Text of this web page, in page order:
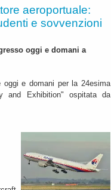
aeroportuale:
e sovvenzioni
oggi e domani a
oggi e domani per la 24esima
and Exhibition" ospitata da